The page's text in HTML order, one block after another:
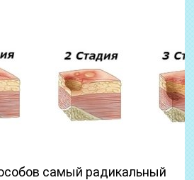
самый радикальный